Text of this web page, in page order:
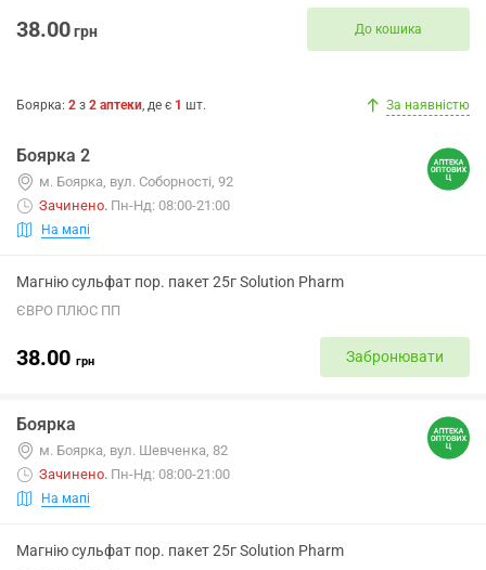
38.00грн До кошика
Боярка: 2 з 2 аптеки, де є 1 шт. За наявністю
Боярка 2
м. Боярка, вул. Соборності, 92
Зачинено. Пн-Нд: 08:00-21:00
На мапі
Магнію сульфат пор. пакет 25г Solution Pharm
ЄВРО ПЛЮС ПП
38.00 грн Забронювати
Боярка
м. Боярка, вул. Шевченка, 82
Зачинено. Пн-Нд: 08:00-21:00
На мапі
Магнію сульфат пор. пакет 25г Solution Pharm